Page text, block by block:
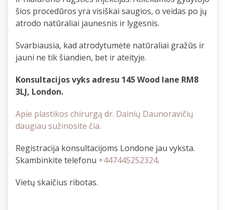
šios procedūros yra visiškai saugios, o veidas po jų
atrodo natūraliai jaunesnis ir lygesnis.
Svarbiausia, kad atrodytumėte natūraliai gražūs ir
jauni ne tik šiandien, bet ir ateityje.
Konsultacijos vyks adresu 145 Wood lane RM8
3LJ, London.
Apie plastikos chirurgą dr. Dainių Daunoravičių
daugiau sužinosite čia.
Registracija konsultacijoms Londone jau vyksta.
Skambinkite telefonu +447445252324.
Vietų skaičius ribotas.